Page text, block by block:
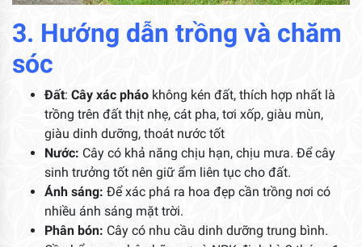
3. Hướng dẫn trồng và chăm
sóc
Đất: Cây xác pháo không kén đất, thích hợp nhất là
trồng trên đất thịt nhẹ, cát pha, tơi xốp, giàu mùn,
giàu dinh dưỡng, thoát nước tốt
Nước: Cây có khả năng chịu hạn, chịu mưa. Để cây
sinh trưởng tốt nên giữ ẩm liên tục cho đất.
Ánh sáng: Để xác phá ra hoa đẹp cần trồng nơi có
nhiều ánh sáng mặt trời.
Phân bón: Cây có nhu cầu dinh dưỡng trung bình.